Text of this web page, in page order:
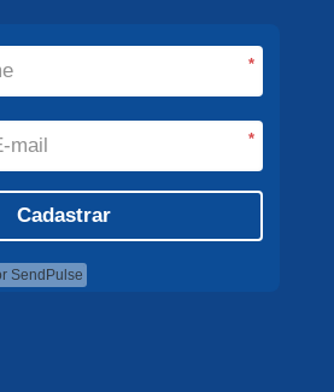
*
*
Cadastrar
SendPulse